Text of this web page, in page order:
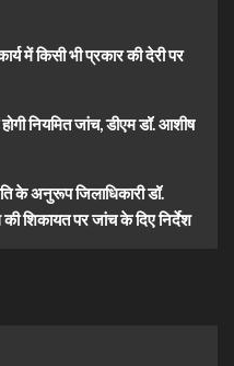
में किसी भी प्रकार की देरी पर
नियमित जांच, डीएम डॉ. आशीष
के अनुरूप जिलाधिकारी डॉ.
शिकायत पर जांच के दिए निर्देश